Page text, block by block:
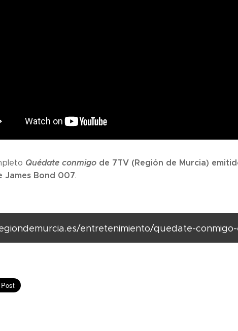
Quédate conmigo de 7TV (Región de Murcia)
James Bond 007.
entretenimiento/quedate-